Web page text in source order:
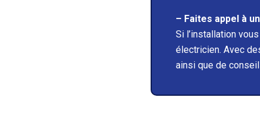
– Faites appel à
Si l’installation
électricien. Avec
ainsi que de